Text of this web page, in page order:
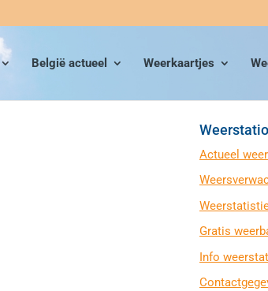
België actueel Weerkaartjes
Actueel
Gratis
Info